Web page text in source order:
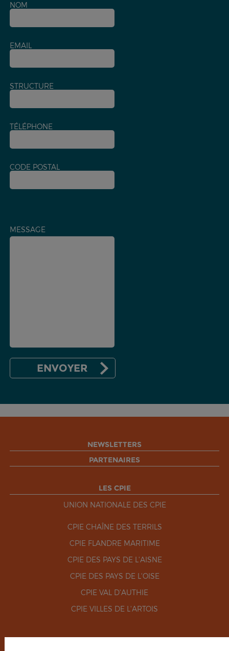
NOM
EMAIL
STRUCTURE
TÉLÉPHONE
CODE POSTAL
MESSAGE
NEWSLETTERS
PARTENAIRES
LES CPIE
UNION NATIONALE DES CPIE
CPIE CHAÎNE DES TERRILS
CPIE FLANDRE MARITIME
CPIE DES PAYS DE L'AISNE
CPIE DES PAYS DE L'OISE
CPIE VAL D'AUTHIE
CPIE VILLES DE L'ARTOIS